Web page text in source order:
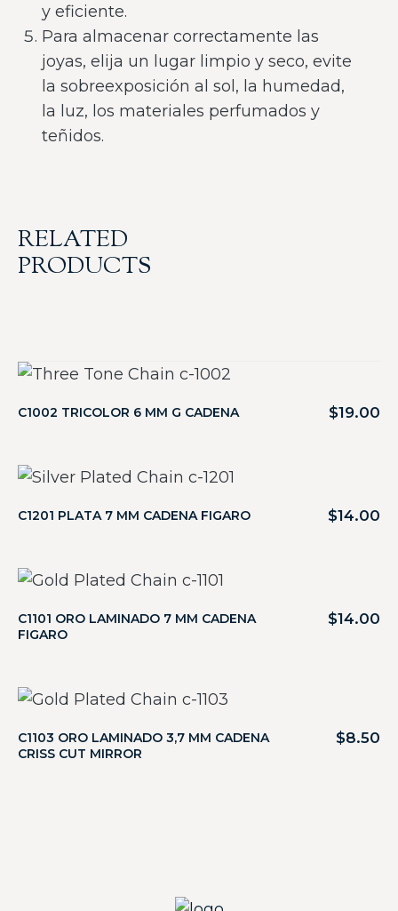
y eficiente.
Para almacenar correctamente las
joyas, elija un lugar limpio y seco, evite
la sobreexposición al sol, la humedad,
la luz, los materiales perfumados y
teñidos.
RELATED
PRODUCTS
C1002 TRICOLOR 6 MM G CADENA $19.00
C1201 PLATA 7 MM CADENA FIGARO $14.00
C1101 ORO LAMINADO 7 MM CADENA
FIGARO
$14.00
C1103 ORO LAMINADO 3,7 MM CADENA
CRISS CUT MIRROR
$8.50